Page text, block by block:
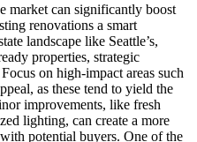
market can significantly boost
renovations a smart
landscape like Seattle’s,
properties, strategic
on high-impact areas such
as these tend to yield the
improvements, like fresh
lighting, can create a more
potential buyers. One of the